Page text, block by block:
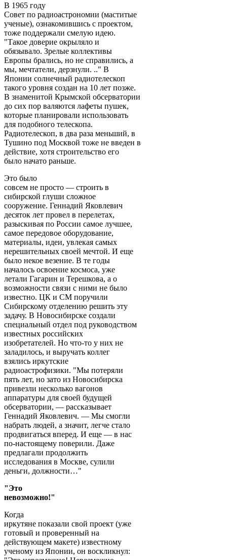
В 1965 году
Совет по радиоастрономии (маститые
ученые), ознакомившись с проектом,
тоже поддержали смелую идею.
"Такое доверие окрыляло и
обязывало. Зрелые коллективы
Европы брались, но не справились, а
мы, мечтатели, дерзнули. .." В
Японии солнечный радиотелескоп
такого уровня создан на 10 лет позже.
В знаменитой Крымской обсерватории
до сих пор валяются лафеты пушек,
которые планировали использовать
для подобного телескопа.
Радиотелескоп, в два раза меньший, в
Тушино под Москвой тоже не введен в
действие, хотя строительство его
было начато раньше.
Это было
совсем не просто — строить в
сибирской глуши сложное
сооружение. Геннадий Яковлевич
десяток лет провел в перелетах,
разыскивая по России самое лучшее,
самое передовое оборудование,
материалы, идеи, увлекая самых
нерешительных своей мечтой. И еще
было некое везение. В те годы
началось освоение космоса, уже
летали Гагарин и Терешкова, а о
возможности связи с ними не было
известно. ЦК и СМ поручили
Сибирскому отделению решить эту
задачу. В Новосибирске создали
специальный отдел под руководством
известных российских
изобретателей. Но что-то у них не
заладилось, и выручать коллег
взялись иркутские
радиоастрофизики. "Мы потеряли
пять лет, но зато из Новосибирска
привезли несколько вагонов
аппаратуры для своей будущей
обсерватории, — рассказывает
Геннадий Яковлевич. — Мы смогли
набрать людей, а значит, легче стало
продвигаться вперед. И еще — в нас
по-настоящему поверили. Даже
предлагали продолжить
исследования в Москве, сулили
деньги, должности…"
"Это
невозможно!"
Когда
иркутяне показали свой проект (уже
готовый и проверенный на
действующем макете) известному
ученому из Японии, он воскликнул: